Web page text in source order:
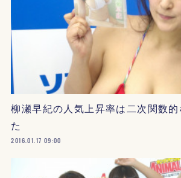
柳瀬早紀の人気上昇率は二次関数
た
2016.01.17 09:00